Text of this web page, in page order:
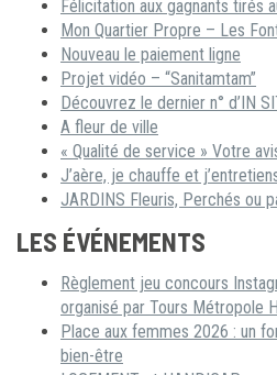
Félicitation aux gagnants tirés
Mon Quartier Propre – Les
Nouveau le paiement ligne
Projet vidéo – “Sanitamtam”
Découvrez le dernier n° d’IN
A fleur de ville
« Qualité de service » Votre
J’aère, je chauffe et
JARDINS Fleuris, Perchés ou
LES ÉVÉNEMENTS
Règlement jeu concours
organisé par Tours Métropole
Place aux femmes 2026 : un
bien-être